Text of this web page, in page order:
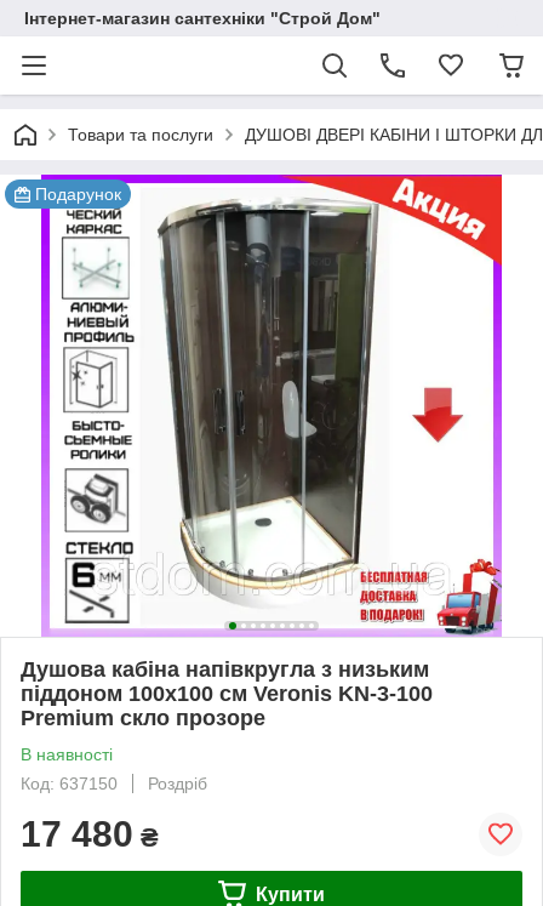
Інтернет-магазин сантехніки "Строй Дом"
Товари та послуги ДУШОВІ ДВЕРІ КАБІНИ І ШТОРКИ
Подарунок
Душова кабіна напівкругла з низьким
піддоном 100х100 см Veronis KN-3-100
Premium скло прозоре
В наявності
Код: 637150
Роздріб
17 480 ₴
Купити